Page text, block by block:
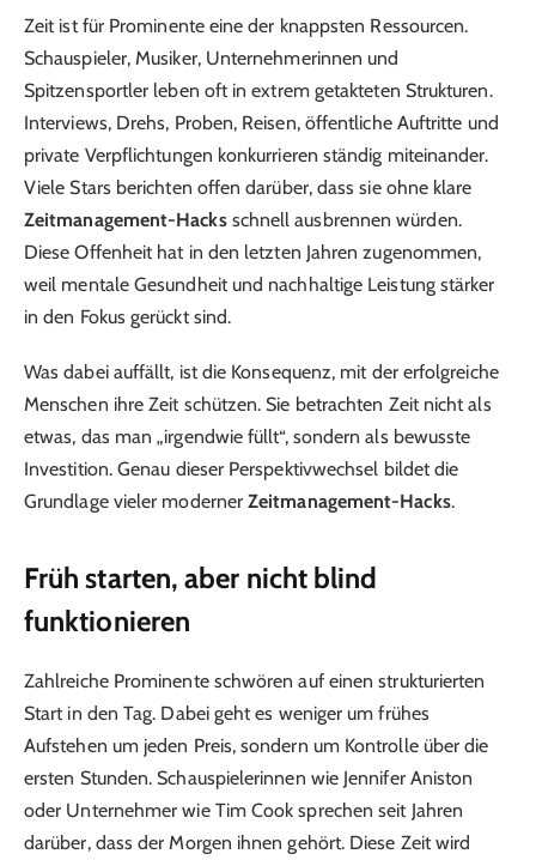
Zeit ist für Prominente eine der knappsten Ressourcen.
Schauspieler, Musiker, Unternehmerinnen und
Spitzensportler leben oft in extrem getakteten Strukturen.
Interviews, Drehs, Proben, Reisen, öffentliche Auftritte und
private Verpflichtungen konkurrieren ständig miteinander.
Viele Stars berichten offen darüber, dass sie ohne klare
Zeitmanagement-Hacksschnell ausbrennen würden.
Diese Offenheit hat in den letzten Jahren zugenommen,
weil mentale Gesundheit und nachhaltige Leistung stärker
in den Fokus gerückt sind.
Was dabei auffällt, ist die Konsequenz, mit der erfolgreiche
Menschen ihre Zeit schützen. Sie betrachten Zeit nicht als
etwas, das man „irgendwie füllt“, sondern als bewusste
Investition. Genau dieser Perspektivwechsel bildet die
Grundlage vieler modernerZeitmanagement-Hacks.
Früh starten, aber nicht blind
funktionieren
Zahlreiche Prominente schwören auf einen strukturierten
Start in den Tag. Dabei geht es weniger um frühes
Aufstehen um jeden Preis, sondern um Kontrolle über die
ersten Stunden. Schauspielerinnen wie Jennifer Aniston
oder Unternehmer wie Tim Cook sprechen seit Jahren
darüber, dass der Morgen ihnen gehört. Diese Zeit wird